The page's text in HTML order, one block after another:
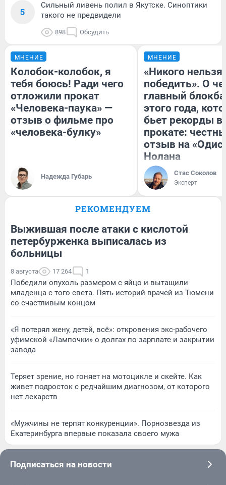
5
Сильный ливень полил в Якутске. Синоптики
такого не предвидели
898 Обсудить
МНЕНИЕ
Колобок-колобок, я
тебя боюсь! Ради чего
отложили прокат
«Человека-паука» —
отзыв о фильме про
«человека-булку»
Надежда Губарь
МНЕНИЕ
«Никого нельзя
победить». О
главный
этого года,
бьет рекорды в
прокате:
отзыв на
Нолана
Стас Соколов
Эксперт
РЕКОМЕНДУЕМ
Выжившая после атаки с кислотой
петербурженка выписалась из
больницы
8 августа 17 264 1
Победили опухоль размером с яйцо и вытащили
младенца с того света. Пять историй врачей из Тюмени
со счастливым концом
«Я потерял жену, детей, всё»: откровения экс-рабочего
уфимской «Лампочки» о долгах по зарплате и закрытии
завода
Теряет зрение, но гоняет на мотоцикле и скейте. Как
живет подросток с редчайшим диагнозом, от которого
нет лекарств
«Мужчины не терпят конкуренции». Порнозвезда из
Екатеринбурга впервые показала своего мужа
Подписаться на новости